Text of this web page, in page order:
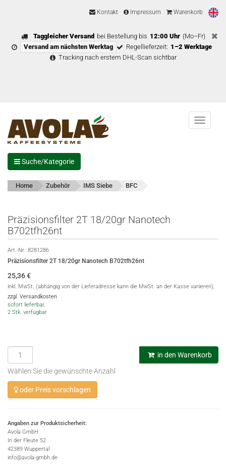
Kontakt Impressum Warenkorb
Taggleicher Versand bei Bestellung bis 12:00 Uhr (Mo–Fr)
Versand am nächsten Werktag
Regellieferzeit: 1–2 Werktage
Tracking nach erstem DHL-Scan sichtbar
Menu
Suche/Kategorie
Home Zubehör IMS Siebe BFC
Präzisionsfilter 2T 18/20gr Nanotech
B702tfh26nt
Art.-Nr.: 8281286
Präzisionsfilter 2T 18/20gr Nanotech B702tfh26nt
25,36€
inkl. MwSt. (abhängig von der Lieferadresse kann die MwSt. an der Kasse variieren),
zzgl. Versandkosten
sofort lieferbar,
2 Stk. verfügbar
in den Warenkorb
Wählen Sie die gewünschte Anzahl
oder Preis vorschlagen
Angaben zur Produktsicherheit:
Avola GmbH
In der Fleute 52
42389 Wuppertal
info@avola-gmbh.de